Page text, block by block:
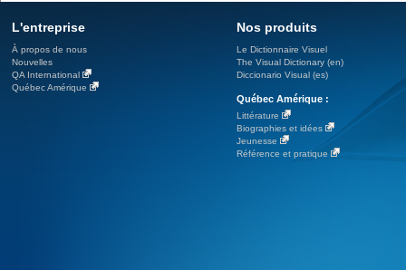
L'entreprise
À propos de nous
Nouvelles
QA International
Québec Amérique
Nos produits
Le Dictionnaire Visuel
The Visual Dictionary (en)
Diccionario Visual (es)
Québec Amérique :
Littérature
Biographies et idées
Jeunesse
Référence et pratique